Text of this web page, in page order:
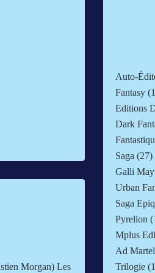
Morgan) Les
Auto-
Fantasy
Editions
Dark
Saga (27)
Galli May
Urban
Saga
Pyrelion
Mplus
Ad Martel
Trilogie